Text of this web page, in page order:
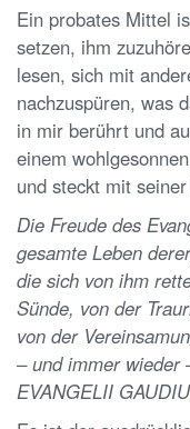
Ein probates Mittel
setzen, ihm
lesen, sich mit
nachzuspüren, was
in mir berührt und
einem
und steckt mit
Die Freude des
gesamte Leben
die sich von ihm
Sünde, von der
von der
– und immer wieder
EVANGELII